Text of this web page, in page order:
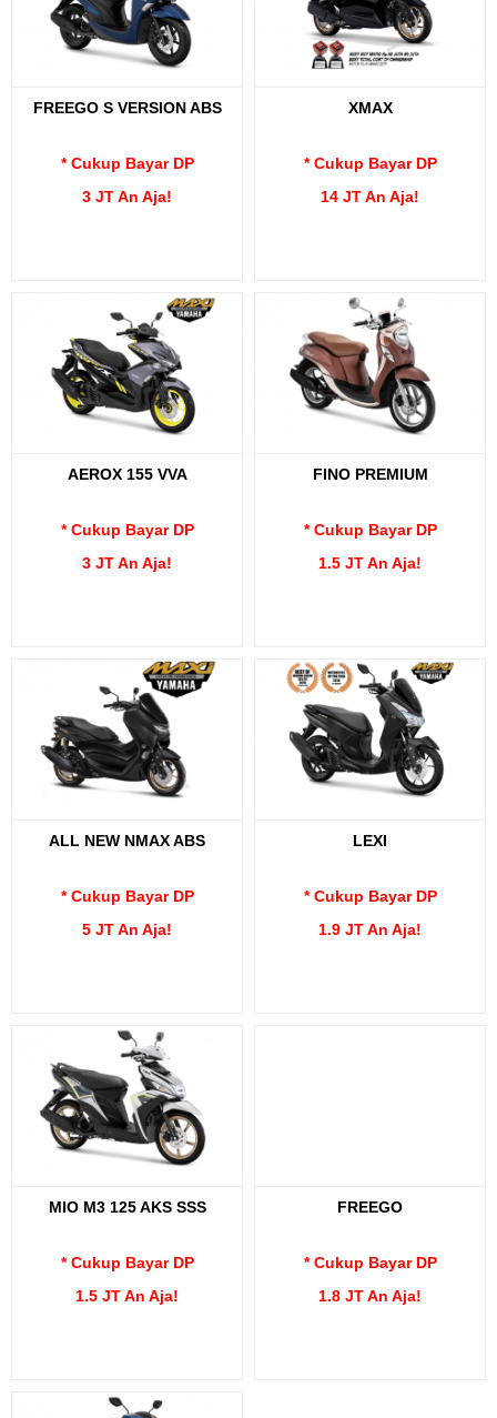
FREEGO S VERSION ABS
* Cukup Bayar DP
3 JT An Aja!
XMAX
* Cukup Bayar DP
14 JT An Aja!
AEROX 155 VVA
* Cukup Bayar DP
3 JT An Aja!
FINO PREMIUM
* Cukup Bayar DP
1.5 JT An Aja!
ALL NEW NMAX ABS
* Cukup Bayar DP
5 JT An Aja!
LEXI
* Cukup Bayar DP
1.9 JT An Aja!
MIO M3 125 AKS SSS
* Cukup Bayar DP
1.5 JT An Aja!
FREEGO
* Cukup Bayar DP
1.8 JT An Aja!